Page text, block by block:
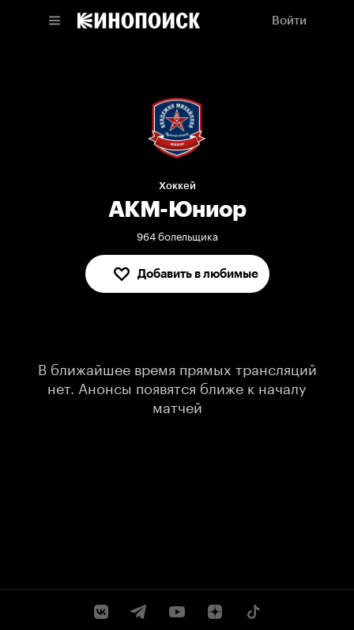
Войти
Хоккей
АКМ-Юниор
964 болельщика
Добавить в любимые
В любимых
В ближайшее время прямых трансляций
нет. Анонсы появятся ближе к началу
матчей